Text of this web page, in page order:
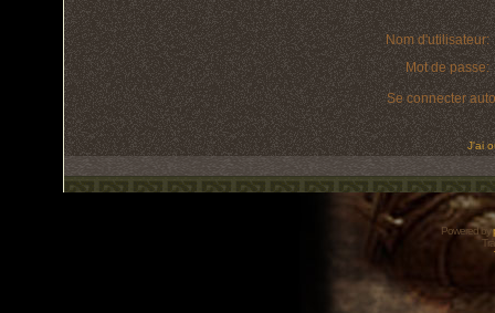
Nom d'utilisateur:
Mot de passe:
Se connecter
J'ai
Powered by